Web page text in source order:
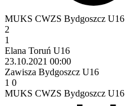
MUKS CWZS Bydgoszcz U16
2
1
Elana Toruń U16
23.10.2021 00:00
Zawisza Bydgoszcz U16
1 0
MUKS CWZS Bydgoszcz U16